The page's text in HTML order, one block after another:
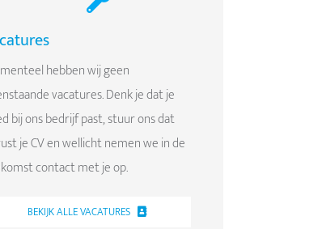
hebben wij geen
vacatures. Denk je dat je
bij ons bedrijf past, stuur ons dat
je CV en wellicht nemen we in de
contact met je op.
BEKIJK ALLE VACATURES